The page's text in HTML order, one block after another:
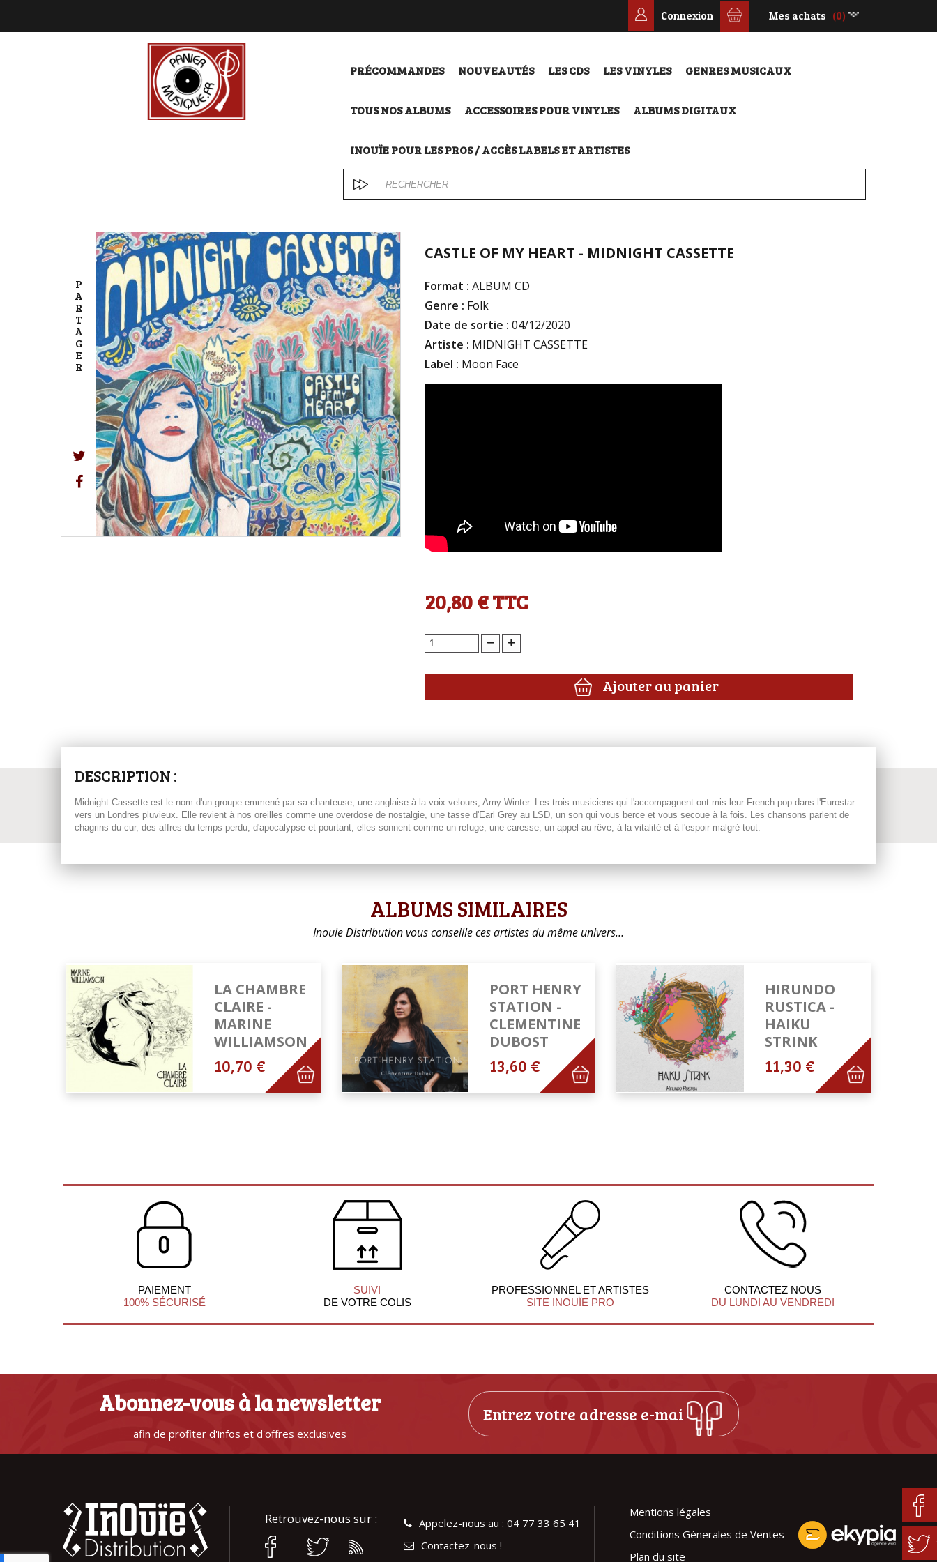
Mes achats (0)
Connexion
PRÉCOMMANDES NOUVEAUTÉS LES CDS LES VINYLES GENRES MUSICAUX
TOUS NOS ALBUMS ACCESSOIRES POUR VINYLES ALBUMS DIGITAUX
INOUÏE POUR LES PROS / ACCÈS LABELS ET ARTISTES
P
A
R
T
A
G
E
R
CASTLE OF MY HEART - MIDNIGHT CASSETTE
Format : ALBUM CD
Genre : Folk
Date de sortie : 04/12/2020
Artiste : MIDNIGHT CASSETTE
Label : Moon Face
20,80 €TTC
Ajouter au panier
DESCRIPTION :
Midnight Cassette est le nom d'un groupe emmené par sa chanteuse, une anglaise à la voix velours, Amy Winter. Les trois musiciens qui l'accompagnent ont mis leur French pop dans l'Eurostar
vers un Londres pluvieux. Elle revient à nos oreilles comme une overdose de nostalgie, une tasse d'Earl Grey au LSD, un son qui vous berce et vous secoue à la fois. Les chansons parlent de
chagrins du cur, des affres du temps perdu, d'apocalypse et pourtant, elles sonnent comme un refuge, une caresse, un appel au rêve, à la vitalité et à l'espoir malgré tout.
ALBUMS SIMILAIRES
Inouie Distribution vous conseille ces artistes du même univers…
LA CHAMBRE
CLAIRE -
MARINE
WILLIAMSON
10,70 €
PORT HENRY
STATION -
CLEMENTINE
DUBOST
13,60 €
HIRUNDO
RUSTICA -
HAIKU
STRINK
11,30 €
PAIEMENT
100% SÉCURISÉ
SUIVI
DE VOTRE COLIS
PROFESSIONNEL ET ARTISTES
SITE INOUÏE PRO
CONTACTEZ NOUS
DU LUNDI AU VENDREDI
Abonnez-vous à la newsletter
afin de profiter d'infos et d'offres exclusives
Retrouvez-nous sur :
Appelez-nous au : 04 77 33 65 41
Contactez-nous !
Mentions légales
Conditions Génerales de Ventes
Plan du site